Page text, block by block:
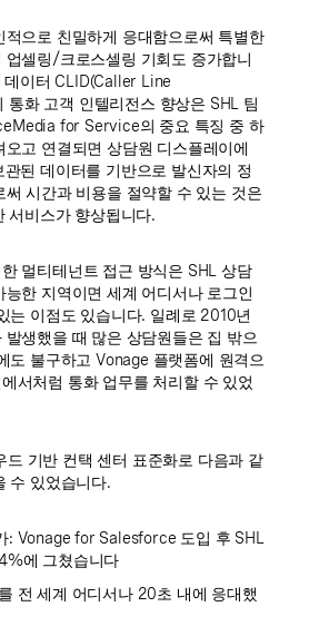
적으로 친밀하게 응대함으로써 특별한
업셀링/크로스셀링 기회도 증가합니
이터 CLID(Caller Line
화 고객 인텔리전스 향상은 SHL 팀
for Service의 중요 특징 중 하
고 연결되면 상담원 디스플레이에
된 데이터를 기반으로 발신자의 정
써 시간과 비용을 절약할 수 있는 것은
서비스가 향상됩니다.
멀티테넌트 접근 방식은 SHL 상담
한 지역이면 세계 어디서나 로그인
는 이점도 있습니다. 일례로 2010년
발생했을 때 많은 상담원들은 집 밖으
도 불구하고 Vonage 플랫폼에 원격으
서처럼 통화 업무를 처리할 수 있었
드 기반 컨택 센터 표준화로 다음과 같
수 있었습니다.
: Vonage for Salesforce 도입 후 SHL
에 그쳤습니다
전 세계 어디서나 20초 내에 응대했